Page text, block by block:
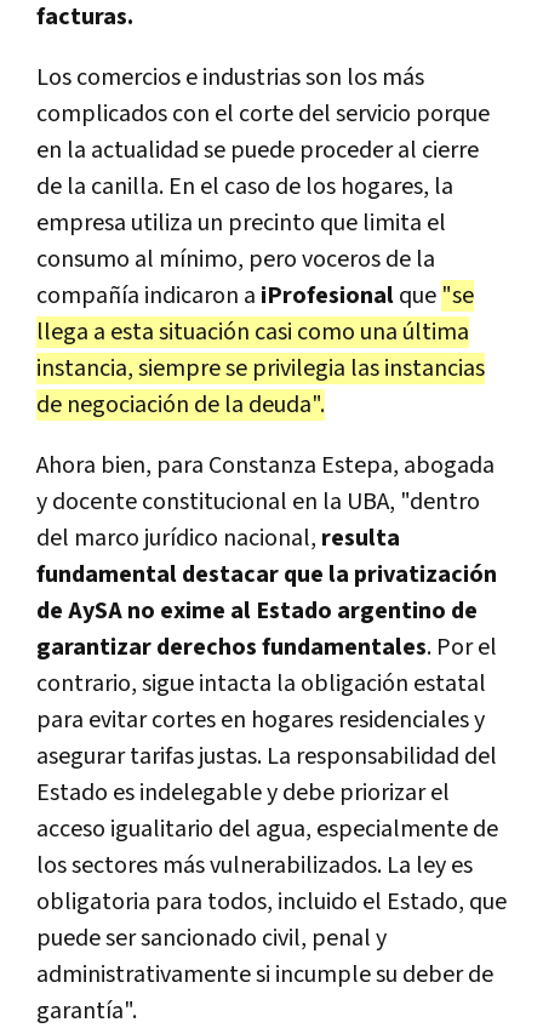
facturas.
Los comercios e industrias son los más
complicados con el corte del servicio porque
en la actualidad se puede proceder al cierre
de la canilla. En el caso de los hogares, la
empresa utiliza un precinto que limita el
consumo al mínimo, pero voceros de la
compañía indicaron a iProfesionalque "se
llega a esta situación casi como una última
instancia, siempre se privilegia las instancias
de negociación de la deuda".
Ahora bien, para Constanza Estepa, abogada
y docente constitucional en la UBA, "dentro
del marco jurídico nacional, resulta
fundamental destacar que la privatización
de AySA no exime al Estado argentino de
garantizar derechos fundamentales. Por el
contrario, sigue intacta la obligación estatal
para evitar cortes en hogares residenciales y
asegurar tarifas justas. La responsabilidad del
Estado es indelegable y debe priorizar el
acceso igualitario del agua, especialmente de
los sectores más vulnerabilizados. La ley es
obligatoria para todos, incluido el Estado, que
puede ser sancionado civil, penal y
administrativamente si incumple su deber de
garantía".